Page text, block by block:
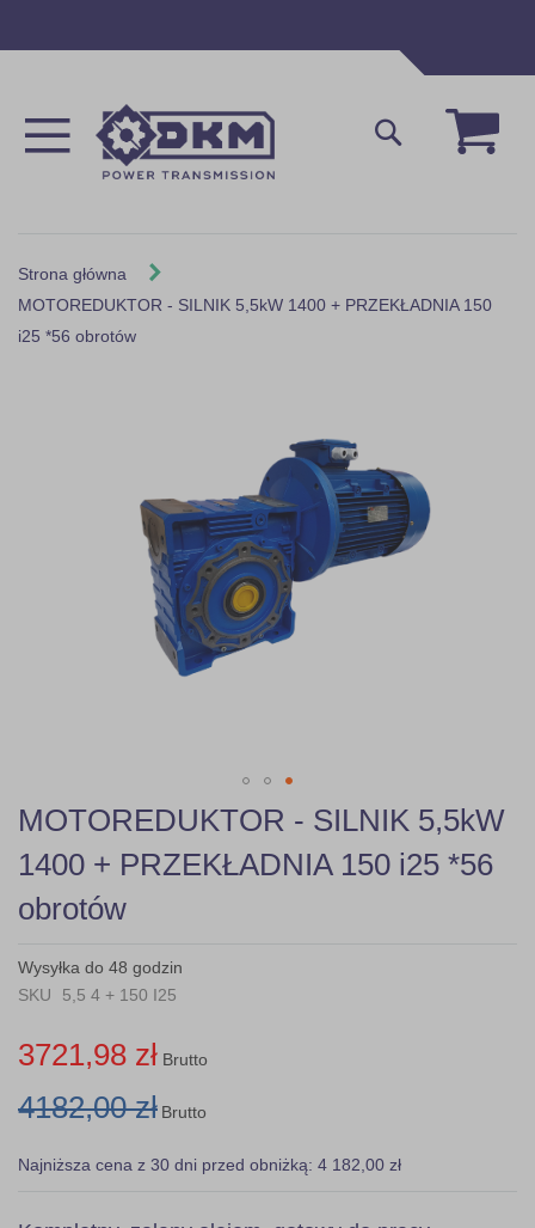
Mój
Szukaj
Strona główna
MOTOREDUKTOR - SILNIK 5,5kW 1400 + PRZEKŁADNIA 150
i25 *56 obrotów
Skip
to
the
beginning
of
the
gallery
MOTOREDUKTOR - SILNIK 5,5kW
1400 + PRZEKŁADNIA 150 i25 *56
obrotów
Wysyłka do 48 godzin
SKU
5,5 4 + 150 I25
3721,98 zł Brutto
4182,00 zł Brutto
Najniższa cena z 30 dni przed obniżką: 4 182,00 zł